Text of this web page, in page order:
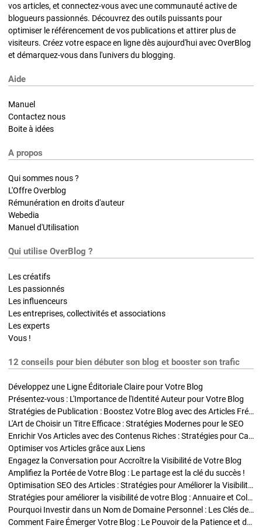
vos articles, et connectez-vous avec une communauté active de
blogueurs passionnés. Découvrez des outils puissants pour
optimiser le référencement de vos publications et attirer plus de
visiteurs. Créez votre espace en ligne dès aujourd'hui avec OverBlog
et démarquez-vous dans l'univers du blogging.
Aide
Manuel
Contactez nous
Boite à idées
A propos
Qui sommes nous ?
L'Offre Overblog
Rémunération en droits d'auteur
Webedia
Manuel d'Utilisation
Qui utilise OverBlog ?
Les créatifs
Les passionnés
Les influenceurs
Les entreprises, collectivités et associations
Les experts
Vous !
12 conseils pour bien débuter son blog et booster son trafic
Développez une Ligne Éditoriale Claire pour Votre Blog
Présentez-vous : L'Importance de l'Identité Auteur pour Votre Blog
Stratégies de Publication : Boostez Votre Blog avec des Articles Fréquents et Exclusifs
L'Art de Choisir un Titre Efficace : Stratégies Modernes pour le SEO
Enrichir Vos Articles avec des Contenus Riches : Stratégies pour Captiver et Optimiser
Optimiser vos Articles grâce aux Liens
Engagez la Conversation pour Accroître la Visibilité de Votre Blog
Amplifiez la Portée de Votre Blog : Le partage est la clé du succès !
Optimisation SEO des Articles : Stratégies pour Améliorer la Visibilité de Votre Blog
Stratégies pour améliorer la visibilité de votre Blog : Annuaire et Collaborations
Pourquoi Investir dans un Nom de Domaine Personnel : Les Clés de la Réussite de Votre Blog
Comment Faire Émerger Votre Blog : Le Pouvoir de la Patience et de la Persévérance